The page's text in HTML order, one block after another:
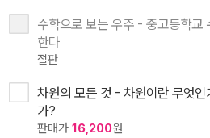
수학으로 보는 우주 - 중고등학교
한다
절판
차원의 모든 것 - 차원이란 무엇
가?
판매가 16,200원